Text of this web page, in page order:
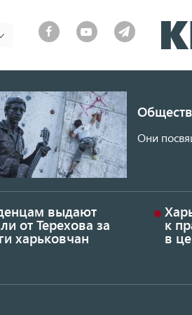
Они
выдают
от Терехова за
харьковчан
к
в